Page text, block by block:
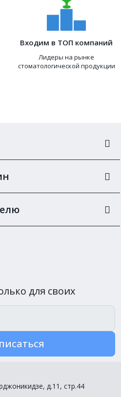
Входим в ТОП компаний
Лидеры на рынке
стоматологической продукции
для своих
д.11, стр.44